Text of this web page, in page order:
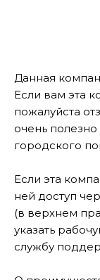
Данная
Если вам эта
пожалуйста
очень
городского
Если эта
ней доступ
(в верхнем
указать
службу